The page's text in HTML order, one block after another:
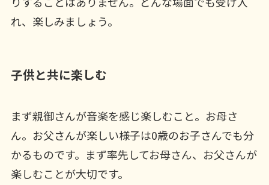
れ、楽しみましょう。
子供と共に楽しむ
まず親御さんが音楽を感じ楽しむこと。お母さ
ん。お父さんが楽しい様子は0歳のお子さんでも分
かるものです。まず率先してお母さん、お父さんが
楽しむことが大切です。